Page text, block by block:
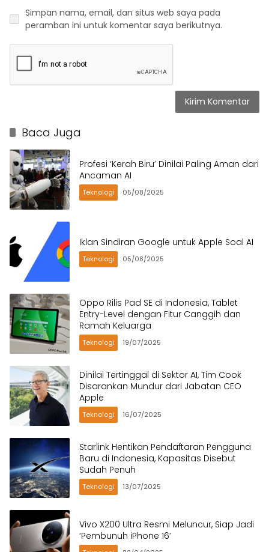
Simpan nama, email, dan situs web saya pada
peramban ini untuk komentar saya berikutnya.
Baca Juga
Profesi ‘Kerah Biru’ Dinilai Paling Aman dari
Ancaman AI
Teknologi 05/08/2025
Iklan Sindiran Google untuk Apple Soal AI
Teknologi 05/08/2025
Oppo Rilis Pad SE di Indonesia, Tablet
Entry-Level dengan Fitur Canggih dan
Ramah Keluarga
Teknologi 19/07/2025
Dinilai Tertinggal di Sektor AI, Tim Cook
Disarankan Mundur dari Jabatan CEO
Apple
Teknologi 16/07/2025
Starlink Hentikan Pendaftaran Pengguna
Baru di Indonesia, Kapasitas Disebut
Sudah Penuh
Teknologi 13/07/2025
Vivo X200 Ultra Resmi Meluncur, Siap Jadi
‘Pembunuh iPhone 16’